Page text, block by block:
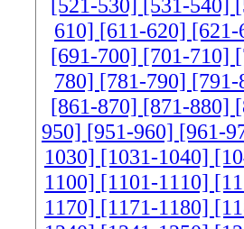
610] [611-620] [621-
[691-700] [701-710]
780] [781-790] [791-
[861-870] [871-880]
950] [951-960] [961-
1030] [1031-1040]
1100] [1101-1110]
1170] [1171-1180]